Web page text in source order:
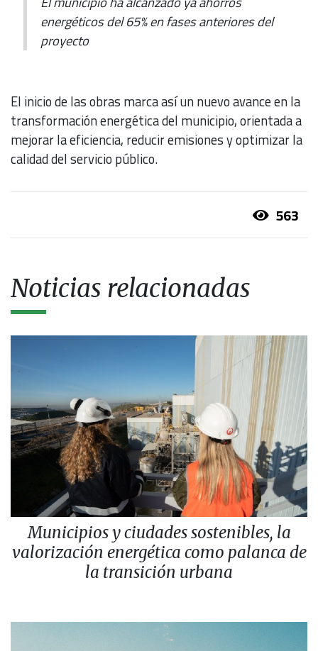
energéticos del 65% en fases anteriores del
proyecto
El inicio de las obras marca así un nuevo avance en la
transformación energética del municipio, orientada a
mejorar la eficiencia, reducir emisiones y optimizar la
calidad del servicio público.
563
Noticias relacionadas
Municipios y ciudades sostenibles, la
valorización energética como palanca de
la transición urbana